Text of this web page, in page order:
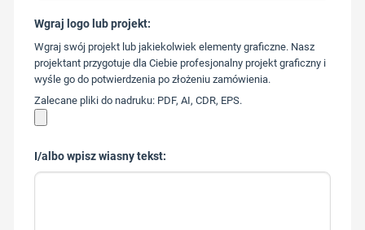
573 568
217
Wgraj logo lub projekt:
Wgraj swój projekt lub jakiekolwiek elementy graficzne. Nasz
projektant przygotuje dla Ciebie profesjonalny projekt graficzny i
wyśle go do potwierdzenia po złożeniu zamówienia.
Zalecane pliki do nadruku: PDF, AI, CDR, EPS.
I/albo wpisz wiasny tekst: